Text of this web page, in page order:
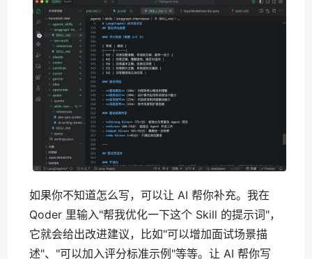
如果你不知道怎么写，可以让 AI 帮你补充。我在
Qoder 里输入"帮我优化一下这个 Skill 的提示词"，
它就会给出改进建议，比如"可以增加面试场景描
述"、"可以加入评分标准示例"等等。让 AI 帮你写